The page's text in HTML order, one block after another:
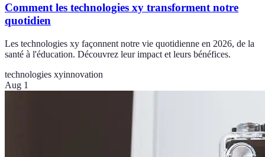
Comment les technologies xy transforment notre
quotidien
Les technologies xy façonnent notre vie quotidienne en 2026, de la
santé à l'éducation. Découvrez leur impact et leurs bénéfices.
technologies xyinnovation
Aug 1